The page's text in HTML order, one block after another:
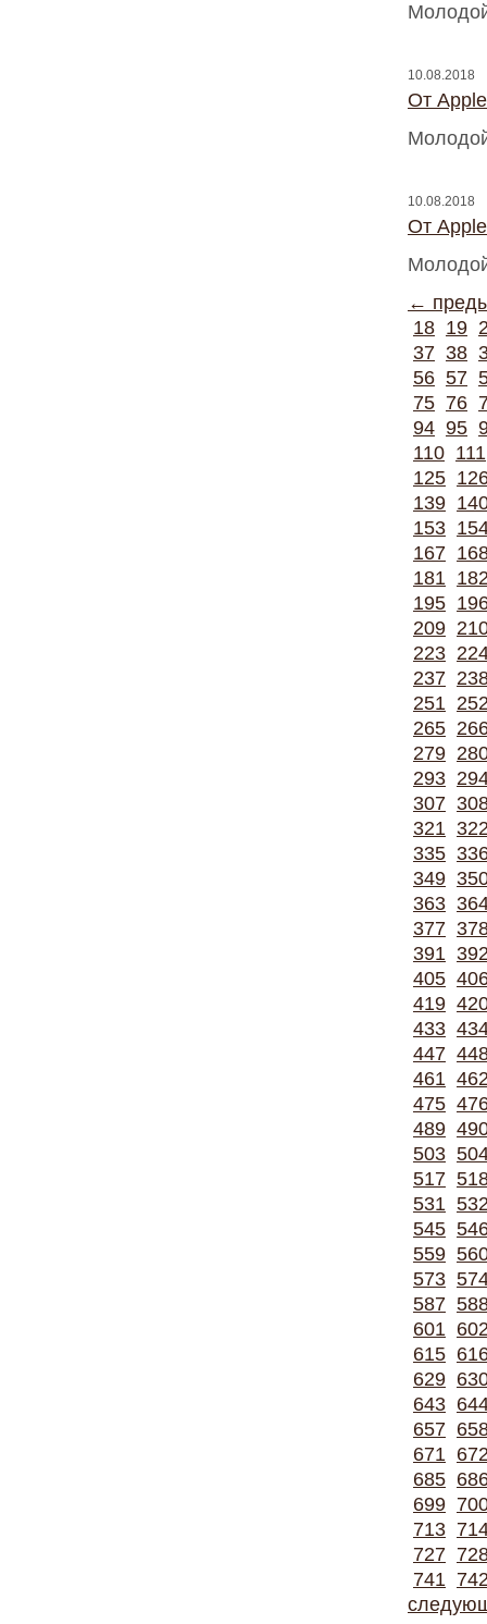
10.08.2018
От
10.08.2018
От
←
18 19
37 38
56 57
75 76
94 95
110 111
125
139
153
167
181
195
209
223
237
251
265
279
293
307
321
335
349
363
377
391
405
419
433
447
461
475
489
503
517
531
545
559
573
587
601
615
629
643
657
671
685
699
713
727
741